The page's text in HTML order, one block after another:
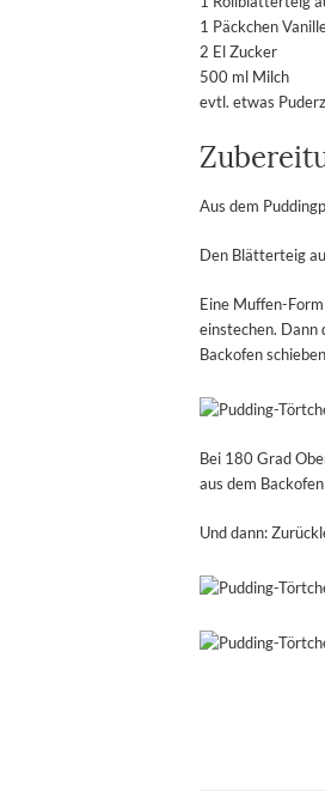
1 Päckchen
2 El Zucker
500 ml Milch
evtl. etwas
Aus dem
Den Blätterteig
Eine Muffen-
einstechen. Dann
Backofen
Bei 180 Grad
aus dem
Und dann: